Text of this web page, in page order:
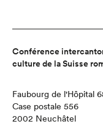
Conférence
culture de la Suisse
Faubourg de l'Hôpital
Case postale 556
2002 Neuchâtel